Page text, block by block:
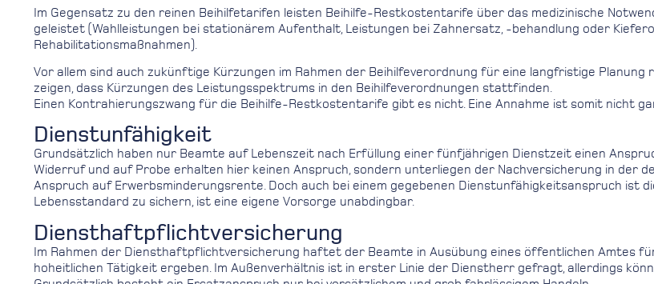
Im Gegensatz zu den reinen Beihilfetarifen leisten Beihilfe-Restkostentarife über das medizinische
geleistet (Wahlleistungen bei stationärem Aufenthalt, Leistungen bei Zahnersatz, -behandlung oder
Rehabilitationsmaßnahmen).
Vor allem sind auch zukünftige Kürzungen im Rahmen der Beihilfeverordnung für eine langfristige Planung
zeigen, dass Kürzungen des Leistungsspektrums in den Beihilfeverordnungen stattfinden.
Einen Kontrahierungszwang für die Beihilfe-Restkostentarife gibt es nicht. Eine Annahme ist somit nicht
Dienstunfähigkeit
Grundsätzlich haben nur Beamte auf Lebenszeit nach Erfüllung einer fünfjährigen Dienstzeit einen
Widerruf und auf Probe erhalten hier keinen Anspruch, sondern unterliegen der Nachversicherung in der
Anspruch auf Erwerbsminderungsrente. Doch auch bei einem gegebenen Dienstunfähigkeitsanspruch ist
Lebensstandard zu sichern, ist eine eigene Vorsorge unabdingbar.
Diensthaftpflichtversicherung
Im Rahmen der Diensthaftpflichtversicherung haftet der Beamte in Ausübung eines öffentlichen Amtes
hoheitlichen Tätigkeit ergeben. Im Außenverhältnis ist in erster Linie der Dienstherr gefragt, allerdings